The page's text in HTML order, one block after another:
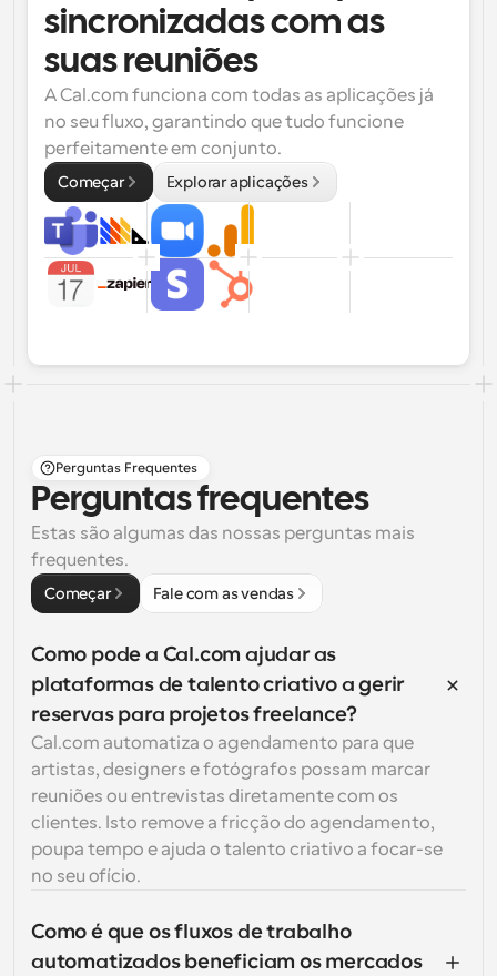
sincronizadas com as
suas reuniões
A Cal.com funciona com todas as aplicações já
no seu fluxo, garantindo que tudo funcione
perfeitamente em conjunto.
Começar Explorar aplicações
Perguntas Frequentes
Perguntas frequentes
Estas são algumas das nossas perguntas mais
frequentes.
Começar Fale com as vendas
Como pode a Cal.com ajudar as
plataformas de talento criativo a gerir
reservas para projetos freelance?
Cal.com automatiza o agendamento para que
artistas, designers e fotógrafos possam marcar
reuniões ou entrevistas diretamente com os
clientes. Isto remove a fricção do agendamento,
poupa tempo e ajuda o talento criativo a focar-se
no seu ofício.
Como é que os fluxos de trabalho
automatizados beneficiam os mercados